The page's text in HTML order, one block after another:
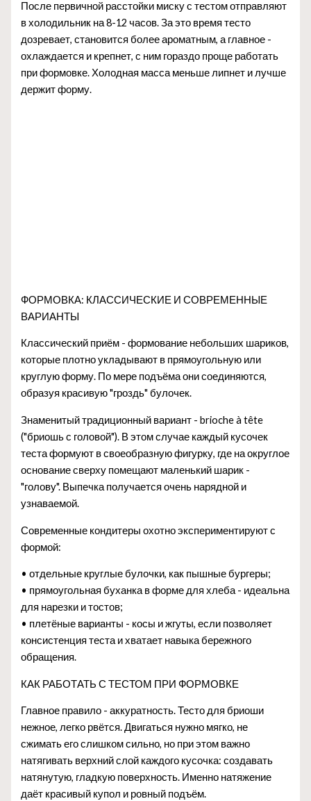
После первичной расстойки миску с тестом отправляют
в холодильник на 8-12 часов. За это время тесто
дозревает, становится более ароматным, а главное -
охлаждается и крепнет, с ним гораздо проще работать
при формовке. Холодная масса меньше липнет и лучше
держит форму.
ФОРМОВКА: КЛАССИЧЕСКИЕ И СОВРЕМЕННЫЕ
ВАРИАНТЫ
Классический приём - формование небольших шариков,
которые плотно укладывают в прямоугольную или
круглую форму. По мере подъёма они соединяются,
образуя красивую "гроздь" булочек.
Знаменитый традиционный вариант - brioche à tête
("бриошь с головой"). В этом случае каждый кусочек
теста формуют в своеобразную фигурку, где на округлое
основание сверху помещают маленький шарик -
"голову". Выпечка получается очень нарядной и
узнаваемой.
Современные кондитеры охотно экспериментируют с
формой:
• отдельные круглые булочки, как пышные бургеры;
• прямоугольная буханка в форме для хлеба - идеальна
для нарезки и тостов;
• плетёные варианты - косы и жгуты, если позволяет
консистенция теста и хватает навыка бережного
обращения.
КАК РАБОТАТЬ С ТЕСТОМ ПРИ ФОРМОВКЕ
Главное правило - аккуратность. Тесто для бриоши
нежное, легко рвётся. Двигаться нужно мягко, не
сжимать его слишком сильно, но при этом важно
натягивать верхний слой каждого кусочка: создавать
натянутую, гладкую поверхность. Именно натяжение
даёт красивый купол и ровный подъём.